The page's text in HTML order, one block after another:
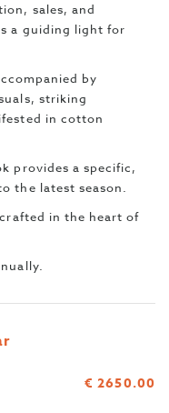
sales, and
a guiding light for
by
striking
in cotton
provides a specific,
the latest season.
in the heart of
€ 2650.00